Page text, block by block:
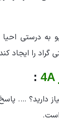
به درستی
:
دارید؟ ….